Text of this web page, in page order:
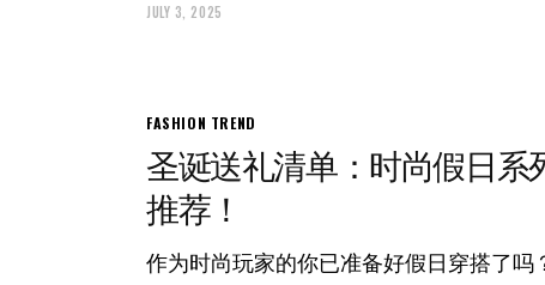
JULY 3, 2025
FASHION TREND
圣诞送礼清单：时尚假日系
推荐！
作为时尚玩家的你已准备好假日穿搭了吗